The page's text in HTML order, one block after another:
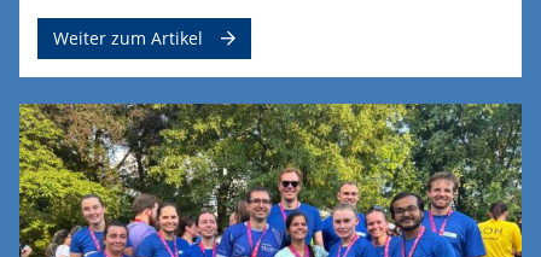
Weiter zum Artikel